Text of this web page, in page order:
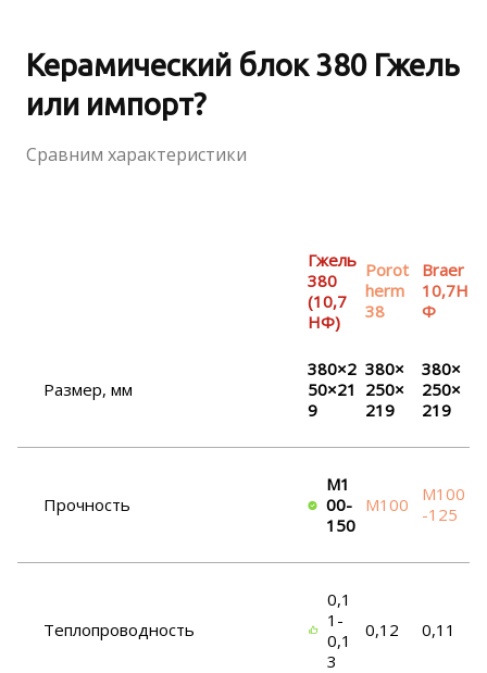
Керамический блок 380 Гжель
или импорт?
Сравним характеристики
Гжель
380
(10,7
НФ)
Porot
herm
38
Braer
10,7Н
Ф
Размер, мм
380×2
50×21
9
380×
250×
219
380×
250×
219
Прочность
М1
00-
150
М100
М100
-125
Теплопроводность
0,1
1-
0,1
3
0,12 0,11